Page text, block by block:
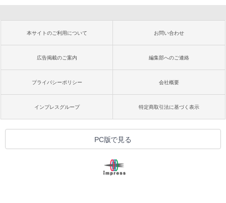
本サイトのご利用について お問い合わせ
広告掲載のご案内 編集部へのご連絡
プライバシーポリシー 会社概要
インプレスグループ 特定商取引法に基づく表示
PC版で見る